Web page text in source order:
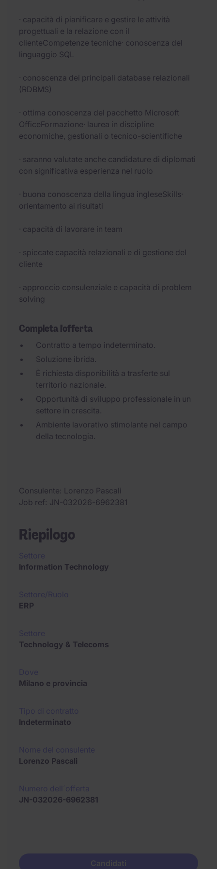
· capacità di pianificare e gestire le attività
progettuali e la relazione con il
clienteCompetenze tecniche· conoscenza del
linguaggio SQL
· conoscenza dei principali database relazionali
(RDBMS)
· ottima conoscenza del pacchetto Microsoft
OfficeFormazione· laurea in discipline
economiche, gestionali o tecnico-scientifiche
· saranno valutate anche candidature di diplomati
con significativa esperienza nel ruolo
· buona conoscenza della lingua ingleseSkills·
orientamento ai risultati
· capacità di lavorare in team
· spiccate capacità relazionali e di gestione del
cliente
· approccio consulenziale e capacità di problem
solving
Completa l'offerta
Contratto a tempo indeterminato.
Soluzione ibrida.
È richiesta disponibilità a trasferte sul
territorio nazionale.
Opportunità di sviluppo professionale in un
settore in crescita.
Ambiente lavorativo stimolante nel campo
della tecnologia.
Consulente Lorenzo Pascali
Job ref JN-032026-6962381
Riepilogo
Information Technology
ERP
Technology & Telecoms
Milano e provincia
Indeterminato
Lorenzo Pascali
JN-032026-6962381
Candidati